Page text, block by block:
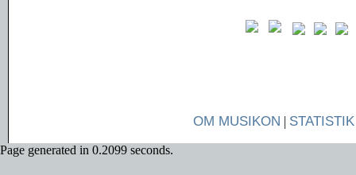
OM MUSIKON | STATISTIK
Page generated in 0.2099 seconds.